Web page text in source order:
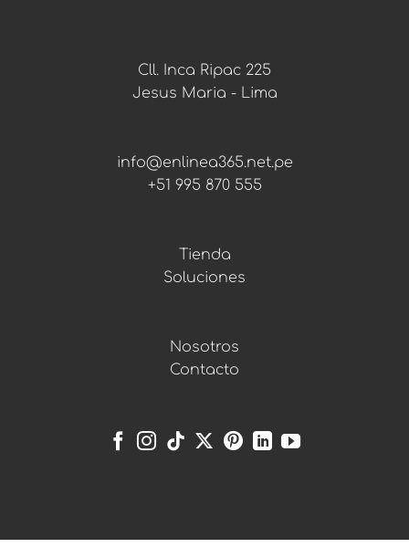
Cll. Inca Ripac 225
Jesus Maria - Lima
info@enlinea365.net.pe
+51 995 870 555
Tienda
Soluciones
Nosotros
Contacto